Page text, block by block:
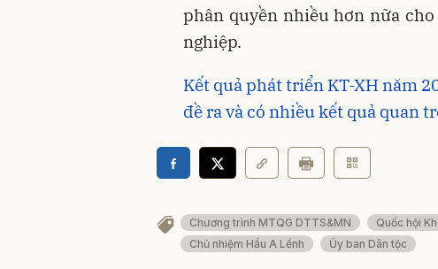
phân quyền nhiều hơn nữa
nghiệp.
Kết quả phát triển KT-XH năm
đề ra và có nhiều kết quả quan
Chương trình MTQG DTTS&MN Quốc hội
Chủ nhiệm Hầu A Lềnh
Ủy ban Dân tộc